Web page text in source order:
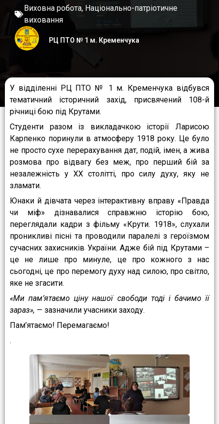
Виховна робота, Національно-патріотичне
виховання
РЦ ПТО № 1 м. Кременчука
У відділенні РЦ ПТО № 1 м. Кременчука відбувся
тематичний історичний захід, присвячений 108-й
річниці бою під Крутами.
Студенти разом із викладачкою історії Ларисою
Карпенко поринули в атмосферу 1918 року. Це було
не просто сухе перерахування дат, подій, імен, а жива
розмова про відвагу без меж, про перший бій за
незалежність у XX столітті, про силу духу, яку не
зламати.
Юнаки й дівчата через інтерактивну вправу «Правда
чи міф» дізнавалися справжню історію бою,
переглядали кадри з фільму «Крути. 1918», слухали
проникливі пісні та проводили паралелі з героїзмом
сучасних захисників України. Адже бій під Крутами –
це не лише про минуле, це про кожного з нас
сьогодні, це про перемогу духу над силою, про світло,
яке не згасити.
«Ми пам’ятаємо ціну нашої свободи тоді і бачимо її
зараз», — зазначили учасники заходу.
Пам’ятаємо! Перемагаємо!
.